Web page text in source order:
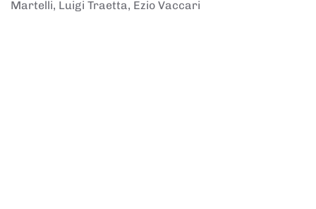
Martelli, Luigi Traetta, Ezio Vaccari